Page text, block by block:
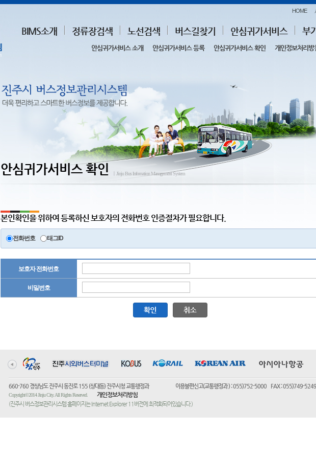
HOME
BIMS소개 정류장검색 노선검색 버스길찾기 안심귀가서비스 부
안심귀가서비스 소개 안심귀가서비스 등록 안심귀가서비스 확인 개인정보처리방
안심귀가서비스 확인 ㅣJinju Bus Infomation Management System
본인확인을 위하여 등록하신 보호자의 전화번호 인증절차가 필요합니다.
전화번호 태그ID
보호자 전화번호
비밀번호
660-760 경상남도 진주시 동진로 155 (상대동) 진주시청 교통행정과 이용불편신고(교통행정과 ) : 055)752-5000 FAX : 055)749-5249
Copyright©2014 Jinju City. All Rights Reserved. 개인정보처리방침
(진주시 버스정보관리시스템 홈페이지는 Internet Explorer 11버전에 최적화되어있습니다.)